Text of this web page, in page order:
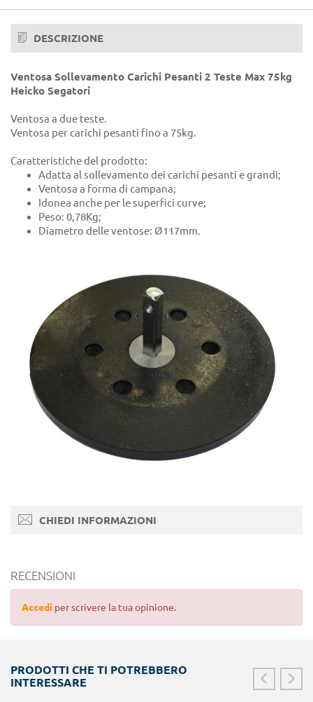
DESCRIZIONE
Ventosa Sollevamento Carichi Pesanti 2 Teste Max 75kg
Heicko Segatori
Ventosa a due teste.
Ventosa per carichi pesanti fino a 75kg.
Caratteristiche del prodotto:
Adatta al sollevamento dei carichi pesanti e grandi;
Ventosa a forma di campana;
Idonea anche per le superfici curve;
Peso: 0,78Kg;
Diametro delle ventose: Ø117mm.
CHIEDI INFORMAZIONI
RECENSIONI
Accedi per scrivere la tua opinione.
PRODOTTI CHE TI POTREBBERO
INTERESSARE